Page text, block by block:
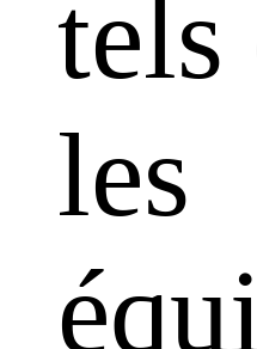
tels
les